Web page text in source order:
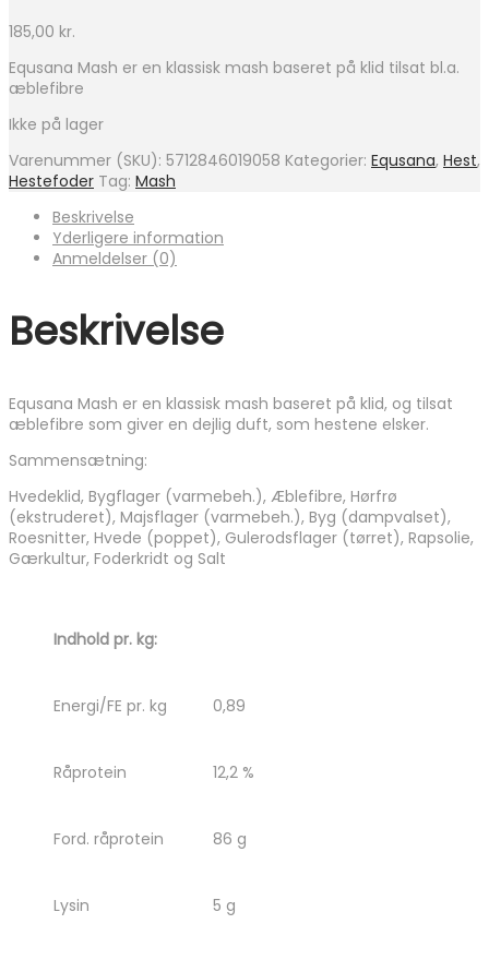
185,00 kr.
Equsana Mash er en klassisk mash baseret på klid tilsat bl.a.
æblefibre
Ikke på lager
Varenummer (SKU): 5712846019058 Kategorier: Equsana, Hest,
Hestefoder Tag: Mash
Beskrivelse
Yderligere information
Anmeldelser (0)
Beskrivelse
Equsana Mash er en klassisk mash baseret på klid, og tilsat
æblefibre som giver en dejlig duft, som hestene elsker.
Sammensætning:
Hvedeklid, Bygflager (varmebeh.), Æblefibre, Hørfrø
(ekstruderet), Majsflager (varmebeh.), Byg (dampvalset),
Roesnitter, Hvede (poppet), Gulerodsflager (tørret), Rapsolie,
Gærkultur, Foderkridt og Salt
Indhold pr. kg:
Energi/FE pr. kg 0,89
Råprotein 12,2 %
Ford. råprotein 86 g
Lysin 5 g